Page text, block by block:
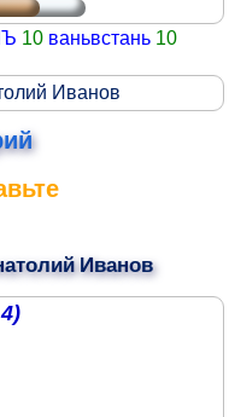
10 ваньвстань 10
Иванов
Иванов